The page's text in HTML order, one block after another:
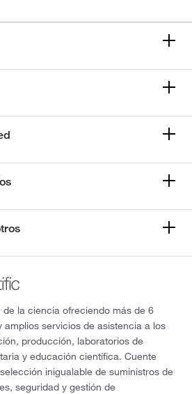
la ciencia ofreciendo más de 6
amplios servicios de asistencia a los
producción, laboratorios de
y educación científica. Cuente
inigualable de suministros de
seguridad y gestión de